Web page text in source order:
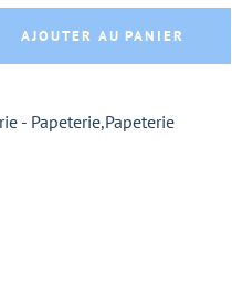
24 FEUTRES quantity
AJOUTER AU PANIER
- Papeterie,Papeterie